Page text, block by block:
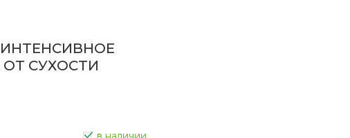
ИНТЕНСИВНОЕ
СУХОСТИ